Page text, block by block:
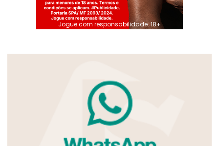
Jogue com responsabilidade. 18+